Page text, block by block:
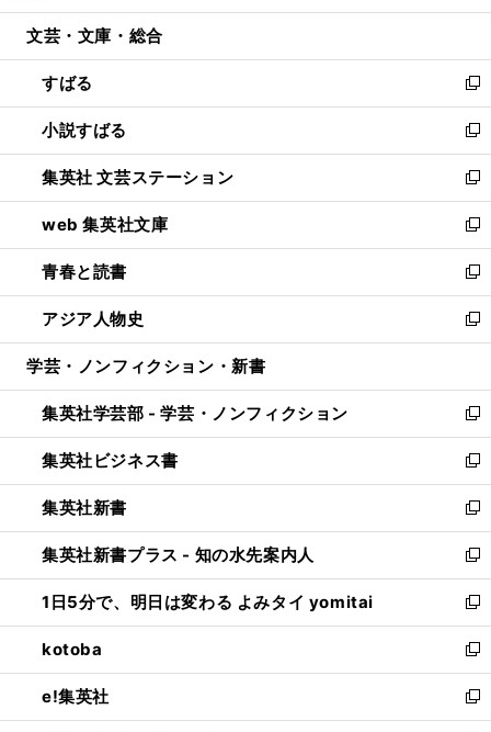
開
ウ
開
く
ン
ウ
で
開
く
ウ
ン
ド
ウ
で
開
く
文芸・文庫・総合
すばる
新
し
い
ウ
ィ
ン
ド
ウ
で
開
く
小説すばる
新
し
い
ウ
ィ
ン
ド
ウ
で
開
集英社 文芸ステーション
新
し
い
ウ
ィ
ン
ド
ウ
開
く
web 集英社文庫
新
し
い
ウ
ィ
ン
ウ
で
開
く
青春と読書
新
し
い
ウ
ン
ド
ウ
で
開
く
アジア人物史
新
し
ウ
ィ
ン
ド
ウ
で
開
く
学芸・ノンフィクション・新書
集英社学芸部 - 学芸・ノンフィクション
新
し
い
ウ
ィ
ン
ド
ウ
で
開
く
集英社ビジネス書
新
し
い
ウ
ィ
ン
ド
ウ
で
開
く
集英社新書
新
し
い
ウ
ィ
ン
ド
ウ
で
開
集英社新書プラス - 知の水先案内人
新
し
い
ウ
ィ
ン
ド
ウ
1日5分で、明日は変わる よみタイ yomitai
新
し
い
ウ
ィ
ン
kotoba
新
し
い
ウ
e!集英社
新
し